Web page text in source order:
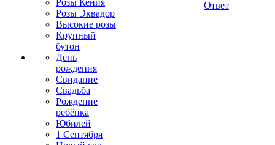
Розы Кения
Розы Эквадор
Высокие розы
Крупный
бутон
День
рождения
Свидание
Свадьба
Рождение
ребёнка
Юбилей
1 Сентября
Ответ